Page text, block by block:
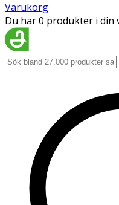
Varukorg
Du har 0 produkter i din